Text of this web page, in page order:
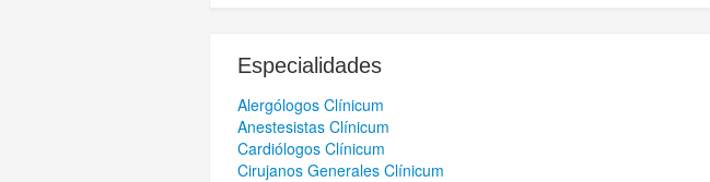
Especialidades
Alergólogos Clínicum
Anestesistas Clínicum
Cardiólogos Clínicum
Cirujanos Generales Clínicum